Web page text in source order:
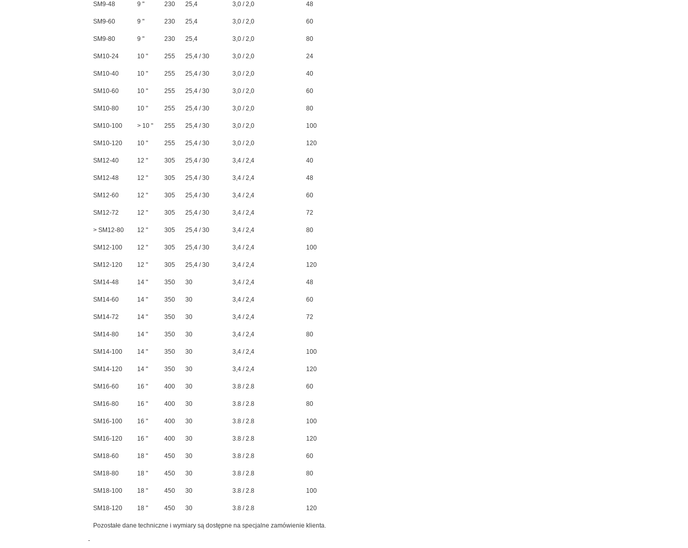
SM9-48 9 " 230 25,4 3,0 / 2,0 48
SM9-60 9 " 230 25,4 3,0 / 2,0 60
SM9-80 9 " 230 25,4 3,0 / 2,0 80
SM10-24 10 " 255 25,4 / 30 3,0 / 2,0 24
SM10-40 10 " 255 25,4 / 30 3,0 / 2,0 40
SM10-60 10 " 255 25,4 / 30 3,0 / 2,0 60
SM10-80 10 " 255 25,4 / 30 3,0 / 2,0 80
SM10-100 > 10 " 255 25,4 / 30 3,0 / 2,0 100
SM10-120 10 " 255 25,4 / 30 3,0 / 2,0 120
SM12-40 12 " 305 25,4 / 30 3,4 / 2,4 40
SM12-48 12 " 305 25,4 / 30 3,4 / 2,4 48
SM12-60 12 " 305 25,4 / 30 3,4 / 2,4 60
SM12-72 12 " 305 25,4 / 30 3,4 / 2,4 72
> SM12-80 12 " 305 25,4 / 30 3,4 / 2,4 80
SM12-100 12 " 305 25,4 / 30 3,4 / 2,4 100
SM12-120 12 " 305 25,4 / 30 3,4 / 2,4 120
SM14-48 14 " 350 30 3,4 / 2,4 48
SM14-60 14 " 350 30 3,4 / 2,4 60
SM14-72 14 " 350 30 3,4 / 2,4 72
SM14-80 14 " 350 30 3,4 / 2,4 80
SM14-100 14 " 350 30 3,4 / 2,4 100
SM14-120 14 " 350 30 3,4 / 2,4 120
SM16-60 16 " 400 30 3.8 / 2.8 60
SM16-80 16 " 400 30 3.8 / 2.8 80
SM16-100 16 " 400 30 3.8 / 2.8 100
SM16-120 16 " 400 30 3.8 / 2.8 120
SM18-60 18 " 450 30 3.8 / 2.8 60
SM18-80 18 " 450 30 3.8 / 2.8 80
SM18-100 18 " 450 30 3.8 / 2.8 100
SM18-120 18 " 450 30 3.8 / 2.8 120
Pozostałe dane techniczne i wymiary są dostępne na specjalne zamówienie klienta.
-